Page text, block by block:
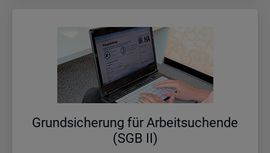
Grund­si­che­rung für Ar­beit­su­chen­de
(SGB II)